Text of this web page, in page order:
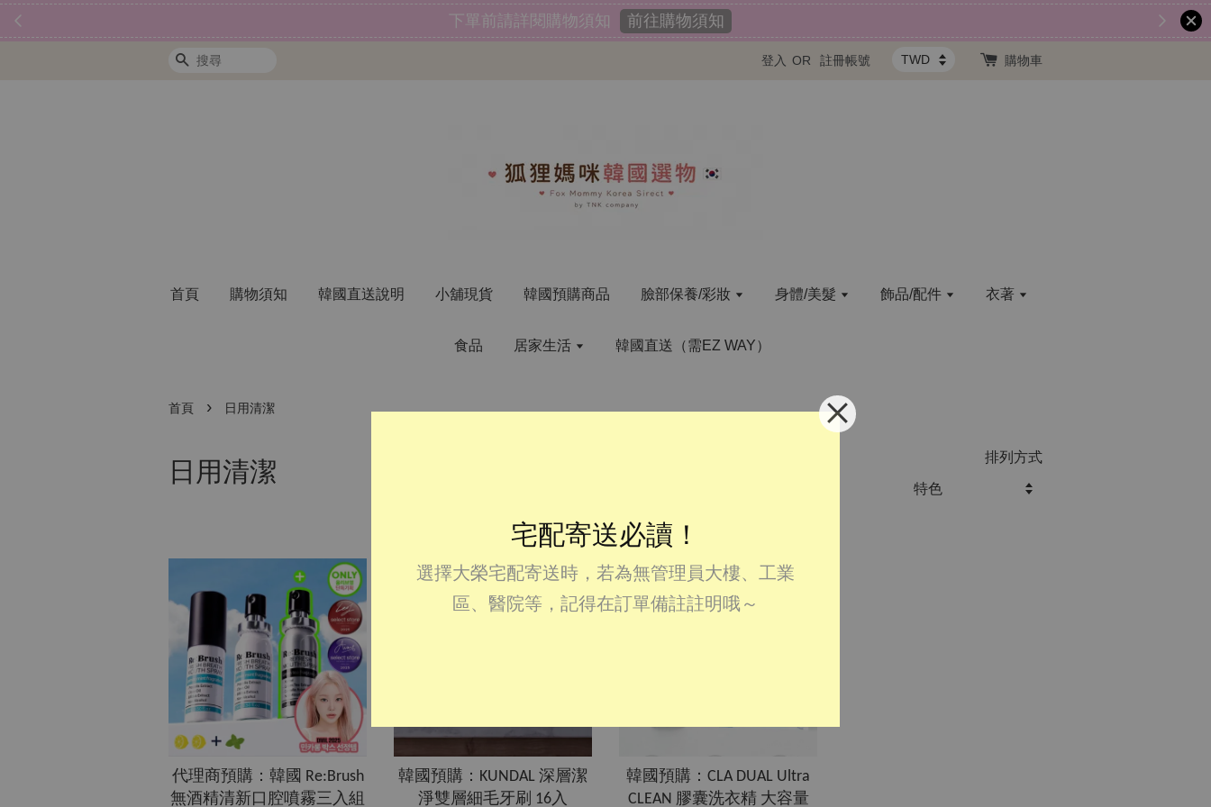
下單前請詳閱購物須知 前往購物須知
宅配寄送必讀！
選擇大榮宅配寄送時，若為無管理員大樓、工業
區、醫院等，記得在訂單備註註明哦～
搜尋 登入 OR 註冊帳號 購物車
首頁 購物須知 韓國直送說明 小舖現貨 韓國預購商品 臉部保養/彩妝 身體/美髮 飾品/配件 衣著
食品 居家生活 韓國直送（需EZ WAY）
首頁 › 日用清潔
日用清潔
排列方式
代理商預購：韓國 Re:Brush
無酒精清新口腔噴霧三入組
韓國預購：KUNDAL 深層潔
淨雙層細毛牙刷 16入
韓國預購：CLA DUAL Ultra
CLEAN 膠囊洗衣精 大容量